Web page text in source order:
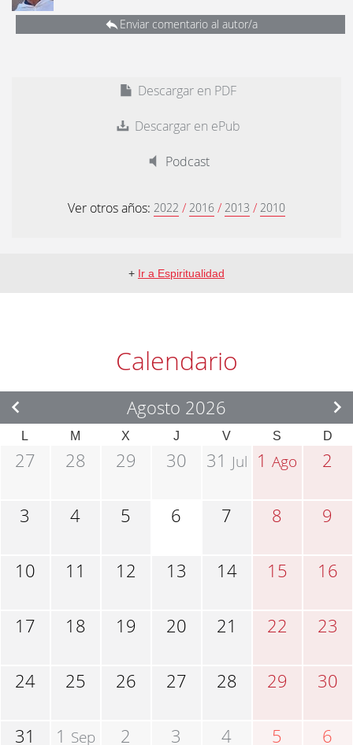
Enviar comentario al autor/a
Descargar en PDF
Descargar en ePub
Podcast
Ver otros años: 2022 / 2016 / 2013 / 2010
+ Ir a Espiritualidad
Calendario
Agosto 2026
L M X J V S D
27 28 29 30 31 Jul 1Ago 2
3 4 5 6 7 8 9
10 11 12 13 14 15 16
17 18 19 20 21 22 23
24 25 26 27 28 29 30
31 1 Sep 2 3 4 5 6